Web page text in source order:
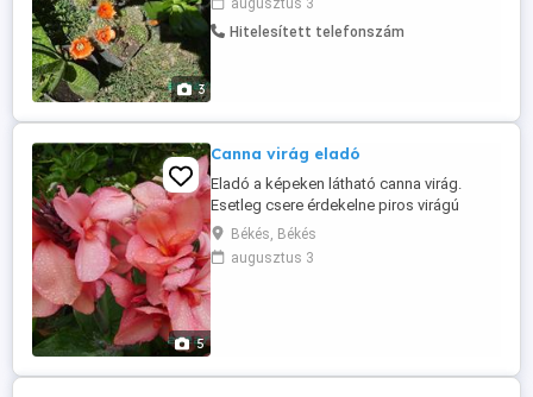
3
augusztus 3
Hitelesített telefonszám
5
Canna virág eladó
Eladó a képeken látható canna virág.
Esetleg csere érdekelne piros virágú
változatra. Érd.: 06-30-336-4392
Békés, Békés
augusztus 3